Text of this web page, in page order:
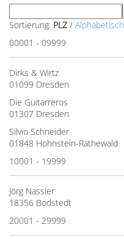
Sortierung: PLZ / Alphabetisch
00001 - 09999
Dirks & Wirtz
01099 Dresden
Die Guitarreros
01307 Dresden
Silvio Schneider
01848 Hohnstein-Rathewald
10001 - 19999
Jörg Nassler
18356 Bodstedt
20001 - 29999